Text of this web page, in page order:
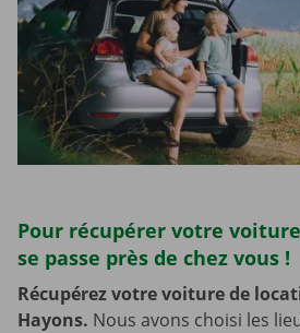
Pour récupérer votre
se passe près de chez vous !
Récupérez votre voiture de
Hayons. Nous avons choisi les